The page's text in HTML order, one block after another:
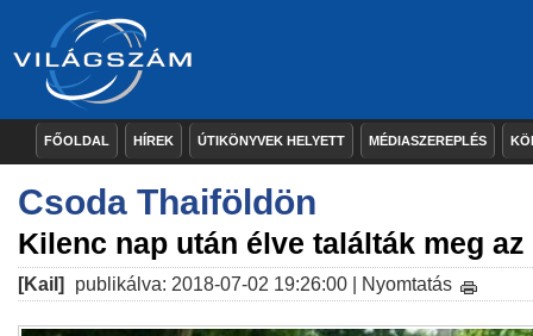
FŐOLDAL HÍREK ÚTIKÖNYVEK HELYETT MÉDIASZEREPLÉS
Csoda Thaiföldön
Kilenc nap után élve találták meg
[Kail] publikálva: 2018-07-02 19:26:00 | Nyomtatás